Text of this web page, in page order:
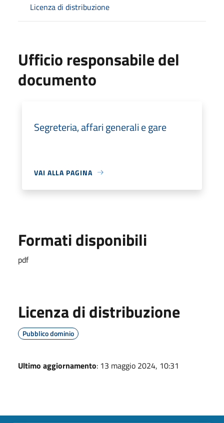
Licenza di distribuzione
Ufficio responsabile del
documento
Segreteria, affari generali e gare
VAI ALLA PAGINA
Formati disponibili
pdf
Licenza di distribuzione
Pubblico dominio
Ultimo aggiornamento: 13 maggio 2024, 10:31